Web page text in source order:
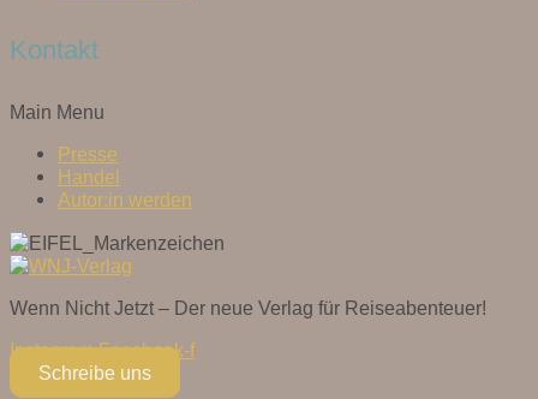
Kontakt
Main Menu
Presse
Handel
Autor:in werden
Wenn Nicht Jetzt – Der neue Verlag für Reiseabenteuer!
Instagram Facebook-f
Schreibe uns